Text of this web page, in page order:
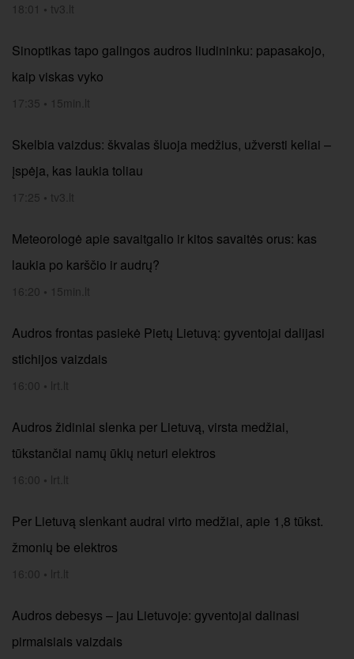
18:01 • tv3.lt
Sinoptikas tapo galingos audros liudininku: papasakojo,
kaip viskas vyko
17:35 • 15min.lt
Skelbia vaizdus: škvalas šluoja medžius, užversti keliai –
įspėja, kas laukia toliau
17:25 • tv3.lt
Meteorologė apie savaitgalio ir kitos savaitės orus: kas
laukia po karščio ir audrų?
16:20 • 15min.lt
Audros frontas pasiekė Pietų Lietuvą: gyventojai dalijasi
stichijos vaizdais
16:00 • lrt.lt
Audros židiniai slenka per Lietuvą, virsta medžiai,
tūkstančiai namų ūkių neturi elektros
16:00 • lrt.lt
Per Lietuvą slenkant audrai virto medžiai, apie 1,8 tūkst.
žmonių be elektros
16:00 • lrt.lt
Audros debesys – jau Lietuvoje: gyventojai dalinasi
pirmaisiais vaizdais